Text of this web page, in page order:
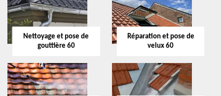
Nettoyage et pose de
gouttière 60
Réparation et pose de
velux 60